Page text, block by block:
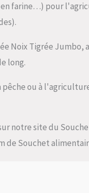
farine…) pour
Noix Tigrée
long.
ou à
notre site du
de Souchet